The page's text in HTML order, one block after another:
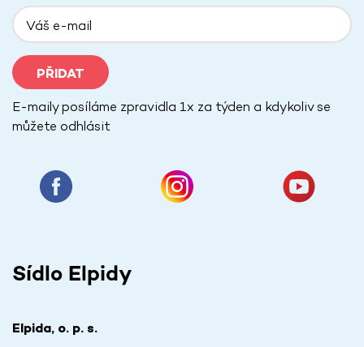
PŘIDAT
E-maily posíláme zpravidla 1x za týden a kdykoliv se
můžete odhlásit
Sídlo Elpidy
Elpida, o. p. s.